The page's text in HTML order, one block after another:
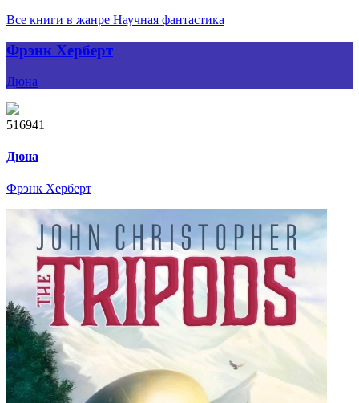
Все книги в жанре Научная фантастика
Фрэнк Херберт
Дюна
516941
Дюна
Фрэнк Херберт